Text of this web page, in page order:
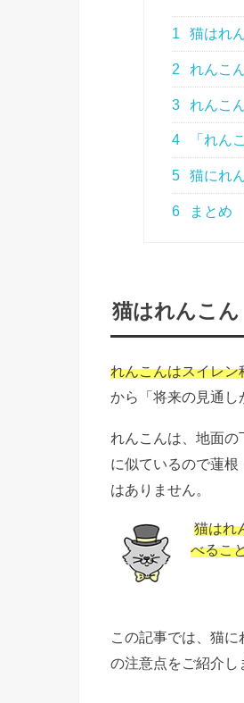
1 猫はれ
2 れんこ
3 れんこ
4 「れん
5 猫にれ
6 まとめ
猫はれんこん
れんこんはスイレ
から「将来の見通し
れんこんは、地面
に似ているので蓮
はありません。
猫はれ
べるこ
この記事では、猫
の注意点をご紹介し